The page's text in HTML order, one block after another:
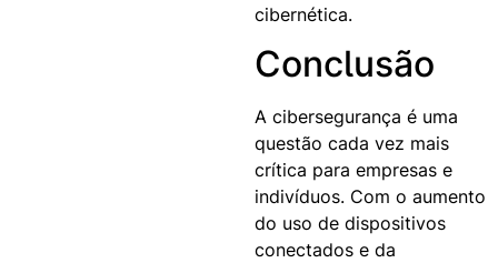
cibernética.
Conclusão
A cibersegurança é uma
questão cada vez mais
crítica para empresas e
indivíduos. Com o aumento
do uso de dispositivos
conectados e da